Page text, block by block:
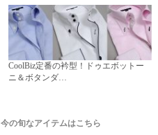
CoolBiz定番の衿型！ドゥエボットー
ニ＆ボタンダ…
今の旬なアイテムはこちら